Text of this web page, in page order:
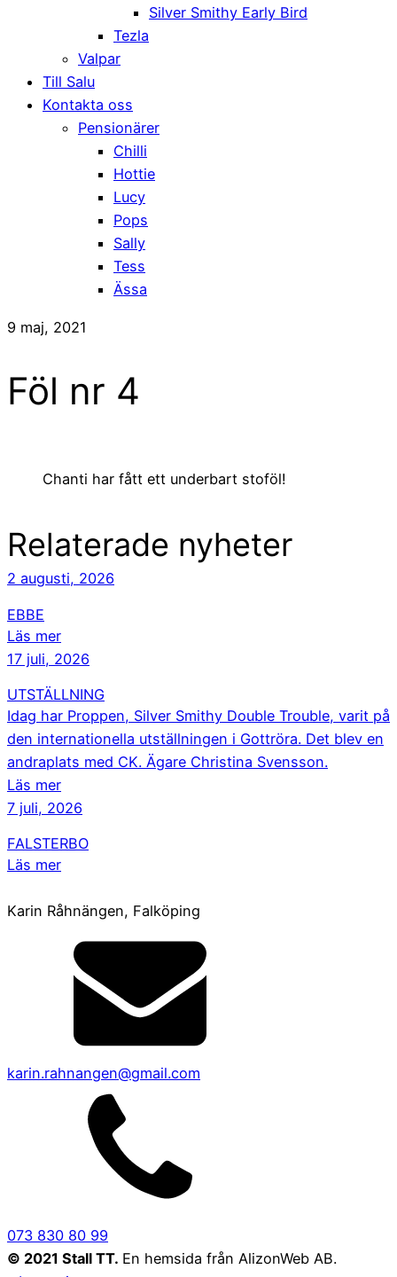
Silver Smithy Early Bird
Tezla
Valpar
Till Salu
Kontakta oss
Pensionärer
Chilli
Hottie
Lucy
Pops
Sally
Tess
Ässa
9 maj, 2021
Föl nr 4
Chanti har fått ett underbart stoföl!
Relaterade nyheter
2 augusti, 2026
EBBE
Läs mer
17 juli, 2026
UTSTÄLLNING
Idag har Proppen, Silver Smithy Double Trouble, varit på
den internationella utställningen i Gottröra. Det blev en
andraplats med CK. Ägare Christina Svensson.
Läs mer
7 juli, 2026
FALSTERBO
Läs mer
Karin Råhnängen, Falköping
karin.rahnangen@gmail.com
073 830 80 99
© 2021 Stall TT. En hemsida från AlizonWeb AB.